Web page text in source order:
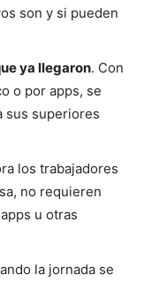
son y si pueden
ya llegaron. Con
o por apps, se
sus superiores
los trabajadores
no requieren
u otras
la jornada se